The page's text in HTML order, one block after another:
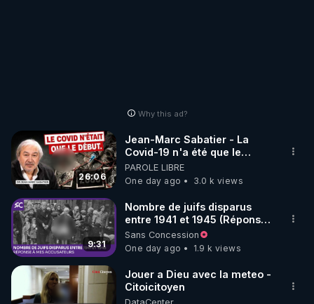
Why this ad?
26:06
Jean-Marc Sabatier - La
Covid-19 n'a été que le
début - L'ARNm & l'ARNm-aa
jusqu où auront-t-il ?
PAROLE LIBRE
One day ago
3.0 k views
9:31
Nombre de juifs disparus
entre 1941 et 1945 (Réponse
à mes accusateurs)
Sans Concession
One day ago
1.9 k views
Jouer a Dieu avec la meteo -
Citoicitoyen